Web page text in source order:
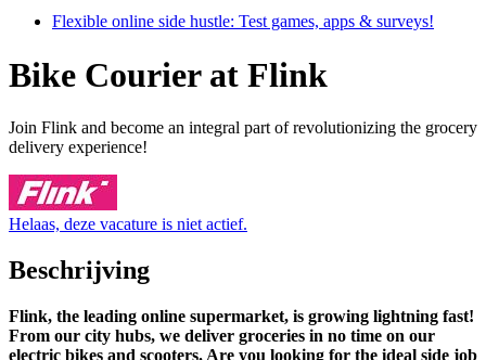
Flexible online side hustle: Test games, apps & surveys!
Bike Courier at Flink
Join Flink and become an integral part of revolutionizing the grocery
delivery experience!
Helaas, deze vacature is niet actief.
Beschrijving
Flink, the leading online supermarket, is growing lightning fast!
From our city hubs, we deliver groceries in no time on our
electric bikes and scooters. Are you looking for the ideal side job